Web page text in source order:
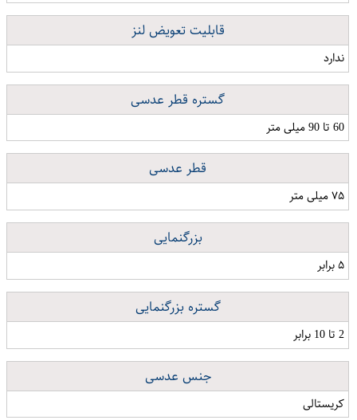
قابلیت تعویض لنز
ندارد
گستره قطر عدسی
60 تا 90 میلی متر
قطر عدسی
۷۵ میلی متر
بزرگنمایی
۵ برابر
گستره بزرگنمایی
2 تا 10 برابر
جنس عدسی
کریستالی